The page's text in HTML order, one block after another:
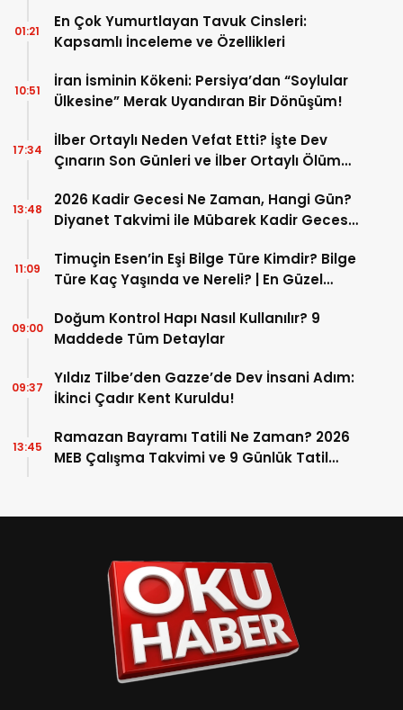
En Çok Yumurtlayan Tavuk Cinsleri:
Kapsamlı İnceleme ve Özellikleri
01:21
İran İsminin Kökeni: Persiya’dan “Soylular
Ülkesine” Merak Uyandıran Bir Dönüşüm!
10:51
İlber Ortaylı Neden Vefat Etti? İşte Dev
Çınarın Son Günleri ve İlber Ortaylı Ölüm
17:34
2026 Kadir Gecesi Ne Zaman, Hangi Gün?
Diyanet Takvimi ile Mübarek Kadir Gecesi
13:48
Timuçin Esen’in Eşi Bilge Türe Kimdir? Bilge
Türe Kaç Yaşında ve Nereli? | En Güzel
11:09
Doğum Kontrol Hapı Nasıl Kullanılır? 9
Maddede Tüm Detaylar
09:00
Yıldız Tilbe’den Gazze’de Dev İnsani Adım:
İkinci Çadır Kent Kuruldu!
09:37
Ramazan Bayramı Tatili Ne Zaman? 2026
MEB Çalışma Takvimi ve 9 Günlük Tatil
13:45